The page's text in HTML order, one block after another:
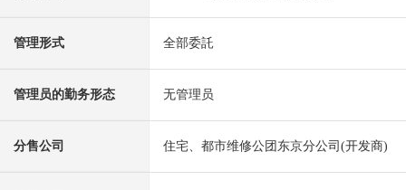
管理形式 全部委託
管理员的勤务形态 无管理员
分售公司 住宅、都市维修公团东京分公司(开发商)